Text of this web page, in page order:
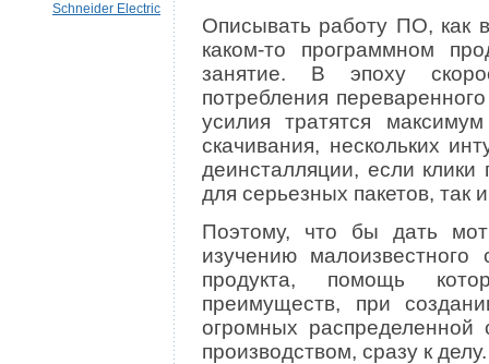
Schneider Electric
Описывать работу ПО, как
каком-то программном
занятие. В эпоху
потребления
усилия тратятся
скачивания, нескольких
деинсталляции, если
для серьезных пакетов, так
Поэтому, что бы дать
изучению малоизвестного
продукта, помощь
преимуществ, при
огромных
производством, сразу к делу.